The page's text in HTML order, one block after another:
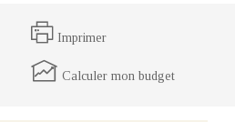
Imprimer
Calculer mon budget